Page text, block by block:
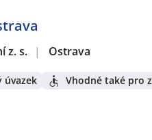
z. s. | Ostrava
úvazek Vhodné také pro